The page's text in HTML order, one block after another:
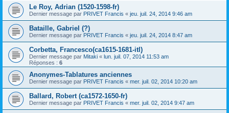
Le Roy, Adrian (1520-1598-fr)
Dernier message par PRIVET Francis « jeu. juil. 24, 2014 9:46 am
Bataille, Gabriel (?)
Dernier message par PRIVET Francis « jeu. juil. 24, 2014 8:47 am
Corbetta, Francesco(ca1615-1681-itl)
Dernier message par Mitaki « lun. juil. 07, 2014 11:53 am
Réponses : 6
Anonymes-Tablatures anciennes
Dernier message par PRIVET Francis « mer. juil. 02, 2014 10:20 am
Ballard, Robert (ca1572-1650-fr)
Dernier message par PRIVET Francis « mer. juil. 02, 2014 9:47 am